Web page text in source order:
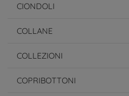
CIONDOLI
COLLANE
COLLEZIONI
COPRIBOTTONI